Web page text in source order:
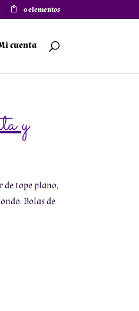
0 elementos
cuenta
y
de tope plano,
Bolas de